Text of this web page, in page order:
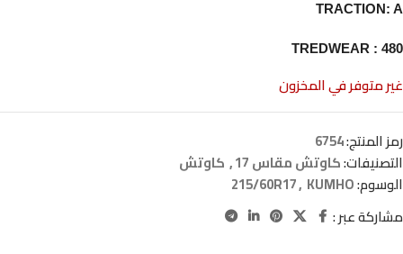
TRACTION: A
TREDWEAR : 480
غير متوفر في المخزون
رمز المنتج:6754
التصنيفات:كاوتش مقاس 17 , كاوتش
الوسوم:
215/60R17, KUMHO
مشاركة عبر :